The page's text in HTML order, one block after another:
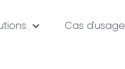
Cas d'usage